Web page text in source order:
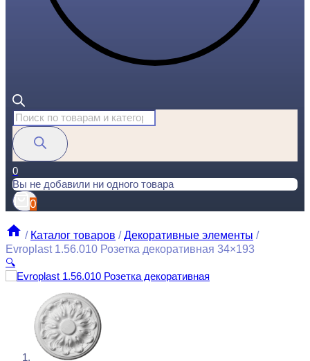
Поиск
товаров
0
Вы не добавили ни одного товара
0
/ Каталог товаров / Декоративные элементы /
Evroplast 1.56.010 Розетка декоративная 34×193
🔍
Evroplast 1.56.010 Розетка декоративная 34x193
₽ за штуку